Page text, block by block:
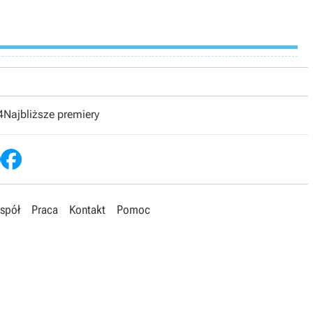
Najbliższe premiery
Praca Kontakt Pomoc